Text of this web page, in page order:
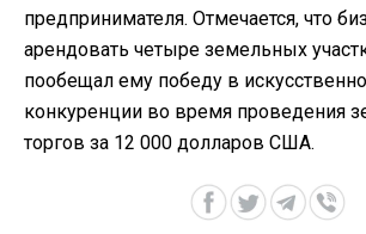
предпринимателя. Отмечается, что
арендовать четыре земельных
пообещал ему победу в
конкуренции во время проведения
торгов за 12 000 долларов США.